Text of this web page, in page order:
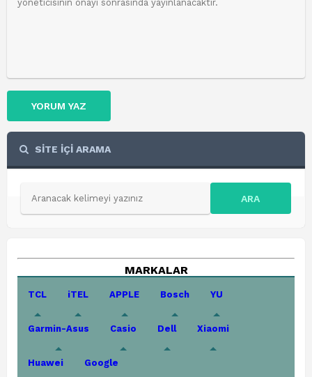
YORUM YAZ
SİTE İÇİ ARAMA
ARA
MARKALAR
TCL iTEL APPLE Bosch YU
Garmin-Asus Casio Dell Xiaomi
Huawei Google